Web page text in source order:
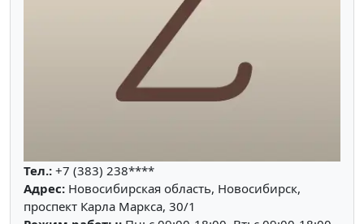
Тел.: +7 (383) 238****
Адрес: Новосибирская область, Новосибирск,
проспект Карла Маркса, 30/1